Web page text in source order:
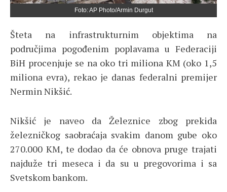
Foto: AP Photo/Armin Durgut
Šteta na infrastrukturnim objektima na
područjima pogođenim poplavama u Federaciji
BiH procenjuje se na oko tri miliona KM (oko 1,5
miliona evra), rekao je danas federalni premijer
Nermin Nikšić.
Nikšić je naveo da Železnice zbog prekida
železničkog saobraćaja svakim danom gube oko
270.000 KM, te dodao da će obnova pruge trajati
najduže tri meseca i da su u pregovorima i sa
Svetskom bankom.